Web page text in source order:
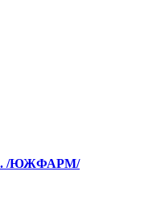
/ЮЖФАРМ/